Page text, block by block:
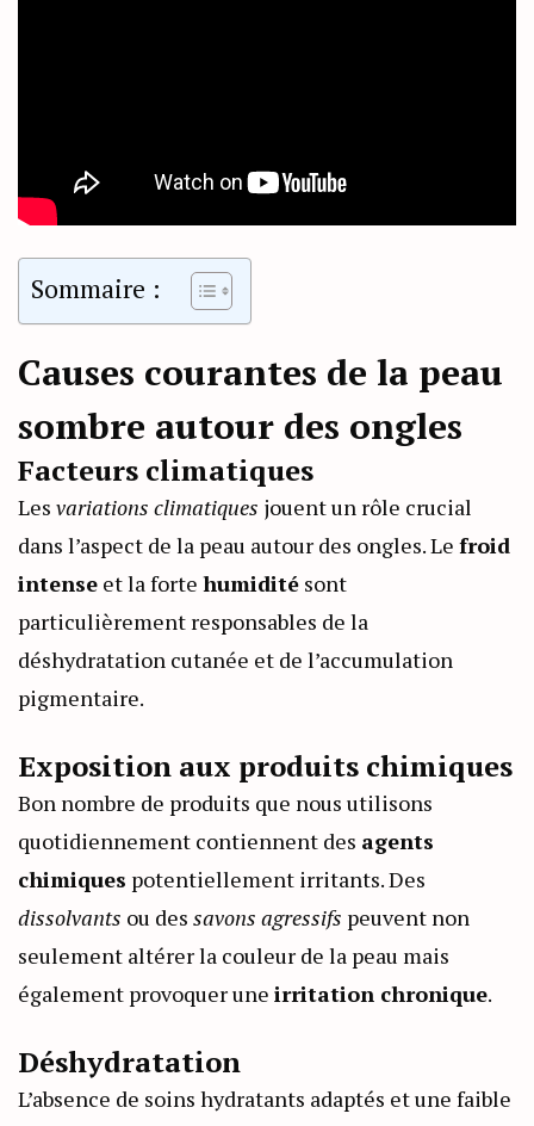
Sommaire :
Causes courantes de la peau
sombre autour des ongles
Facteurs climatiques
Les variations climatiques jouent un rôle crucial
dans l’aspect de la peau autour des ongles. Le froid
intense et la forte humidité sont
particulièrement responsables de la
déshydratation cutanée et de l’accumulation
pigmentaire.
Exposition aux produits chimiques
Bon nombre de produits que nous utilisons
quotidiennement contiennent des agents
chimiques potentiellement irritants. Des
dissolvants ou des savons agressifs peuvent non
seulement altérer la couleur de la peau mais
également provoquer une irritation chronique.
Déshydratation
L’absence de soins hydratants adaptés et une faible